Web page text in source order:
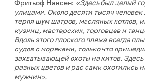
Фритьоф Нансен: «Здесь был целый
улицами. Около десяти тысяч человек
терпя шум шатров, масляных котлов,
кузниц, мастерских, торговцев и
Вдоль этого плоского пляжа всегда
судов с моряками, только что
захватывающей охоты на китов.
разных цветов и рас сами охотились
мужчин».